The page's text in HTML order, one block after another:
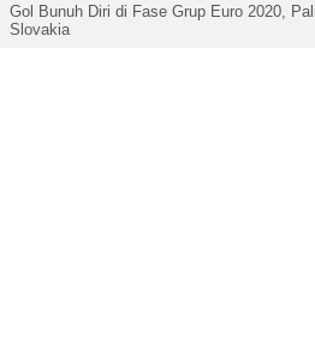
Gol Bunuh Diri di Fase Grup Euro 2020,
Slovakia